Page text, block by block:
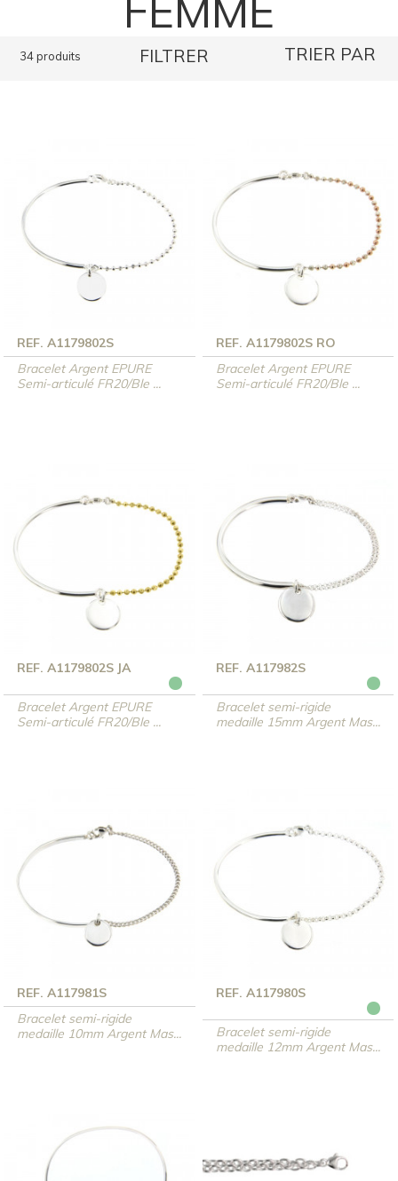
34 produits FILTRER TRIER PAR
REF. A1179802S
Bracelet Argent EPURE
Semi-articulé FR20/Ble ...
REF. A1179802S RO
Bracelet Argent EPURE
Semi-articulé FR20/Ble ...
REF. A1179802S JA
Bracelet Argent EPURE
Semi-articulé FR20/Ble ...
REF. A117982S
Bracelet semi-rigide
medaille 15mm Argent Mas...
REF. A117981S
Bracelet semi-rigide
medaille 10mm Argent Mas...
REF. A117980S
Bracelet semi-rigide
medaille 12mm Argent Mas...